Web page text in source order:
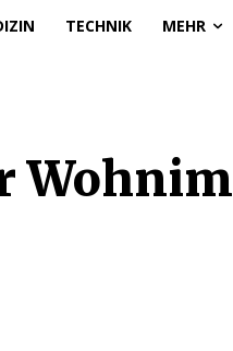
TECHNIK MEHR